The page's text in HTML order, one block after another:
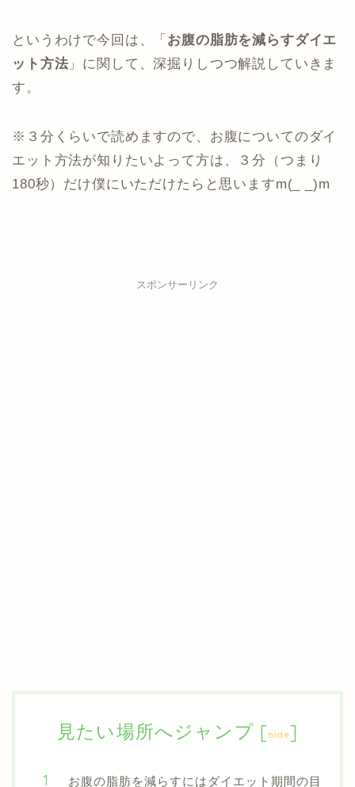
というわけで今回は、「 お腹の脂肪を減らすダイエ
ット方法 」に関して、深掘りしつつ解説していきま
す。
※３分くらいで読めますので、お腹についてのダイ
エット方法が知りたいよって方は、３分（つまり
180秒）だけ僕にいただけたらと思いますm(_ _)m
スポンサーリンク
見たい場所へジャンプ [ hide]
お腹の脂肪を減らすにはダイエット期間の目